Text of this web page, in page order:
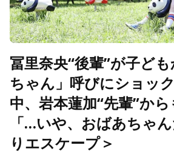
冨里奈央“後輩”が子ど
ちゃん」呼びにショッ
中、岩本蓮加“先輩”か
「…いや、おばあちゃ
りエスケープ＞